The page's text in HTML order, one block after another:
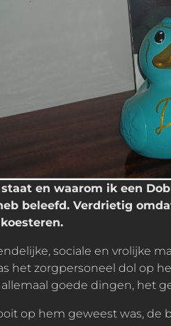
en waarom ik een
beleefd. Verdrietig
sociale en vrolijke
het zorgpersoneel dol op
goede dingen, het
op hem geweest was,